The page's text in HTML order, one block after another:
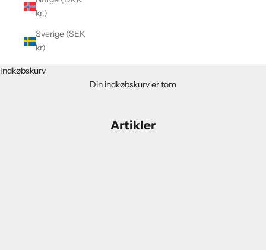
kr.)
Sverige (SEK
kr)
Indkøbskurv
Din indkøbskurv er tom
Artikler